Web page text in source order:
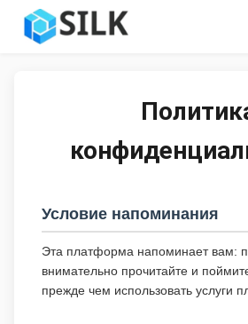
Условие напоминания
Эта платформа напоминает вам:
внимательно прочитайте и
прежде чем использовать услуги